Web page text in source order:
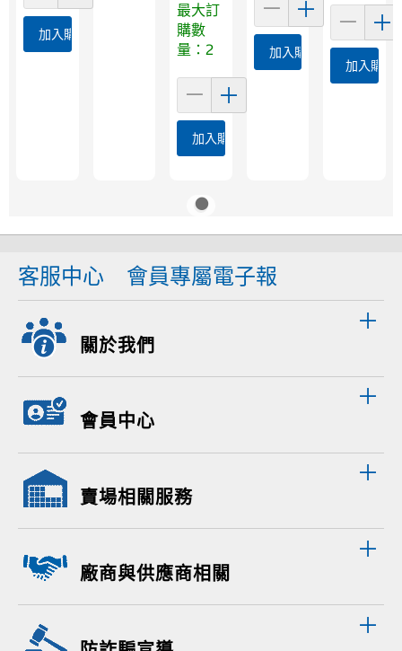
加入購物車
最大訂
購數
量：2
加入購物車
加入購物車
加入購物
客服中心 會員專屬電子報
關於我們
會員中心
賣場相關服務
廠商與供應商相關